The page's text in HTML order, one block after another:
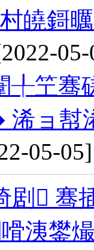
皢鎶
╀笁骞
ョ幇
05-05]
剧 骞
洟鐢